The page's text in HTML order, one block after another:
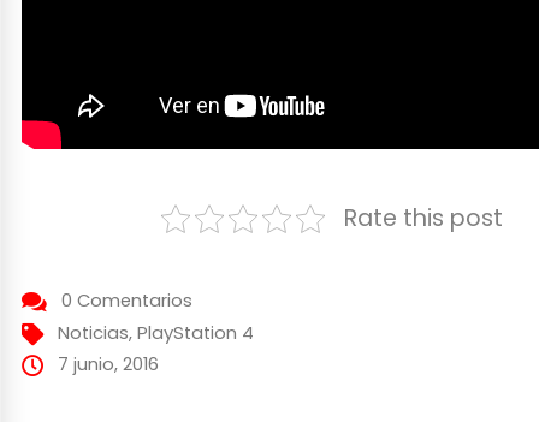
Rate this post
0 Comentarios
Noticias, PlayStation 4
7 junio, 2016